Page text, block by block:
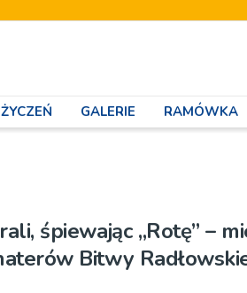
GALERIE RAMÓWKA
śpiewając „Rotę” –
Bitwy